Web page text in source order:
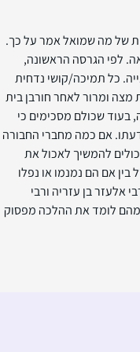
של מה שמואל אמר על כך.
לפי הגרסה הראשונה,
כל תמיכה/קושי נדחית
מצה ומרור לאחר חורבן בית
בעוד שכולם מסכימים כי
אם כמה מחברי החבורה
להמשיך לאכול את
אם הם נמנמו או נפלו
בן עזריה ורבי
מהם לומד את ההלכה מפסוק